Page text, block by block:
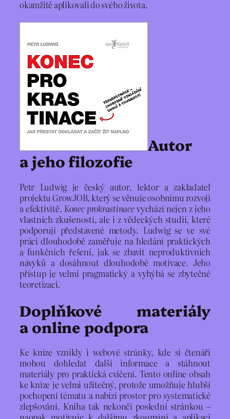
okamžitě aplikovali do svého života.
Autor
a jeho filozofie
Petr Ludwig je český autor, lektor a zakladatel
projektu GrowJOB, který se věnuje osobnímu rozvoji
a efektivitě. Konec prokrastinacevychází nejen z jeho
vlastních zkušeností, ale i z vědeckých studií, které
podporují představené metody. Ludwig se ve své
práci dlouhodobě zaměřuje na hledání praktických
a funkčních řešení, jak se zbavit neproduktivních
návyků a dosáhnout dlouhodobé motivace. Jeho
přístup je velmi pragmatický a vyhýbá se zbytečné
teoretizaci.
Doplňkové materiály
a online podpora
Ke knize vznikly i webové stránky, kde si čtenáři
mohou dohledat další informace a stáhnout
materiály pro praktická cvičení. Tento online obsah
ke knize je velmi užitečný, protože umožňuje hlubší
pochopení tématu a nabízí prostor pro systematické
zlepšování. Kniha tak nekončí poslední stránkou –